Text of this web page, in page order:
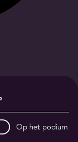
altviolisten 11
Op het podium